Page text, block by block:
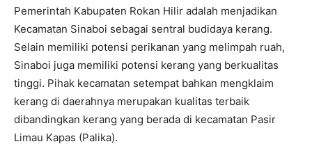
Pemerintah Kabupaten Rokan Hilir adalah menjadikan
Kecamatan Sinaboi sebagai sentral budidaya kerang.
Selain memiliki potensi perikanan yang melimpah ruah,
Sinaboi juga memiliki potensi kerang yang berkualitas
tinggi. Pihak kecamatan setempat bahkan mengklaim
kerang di daerahnya merupakan kualitas terbaik
dibandingkan kerang yang berada di kecamatan Pasir
Limau Kapas (Palika).